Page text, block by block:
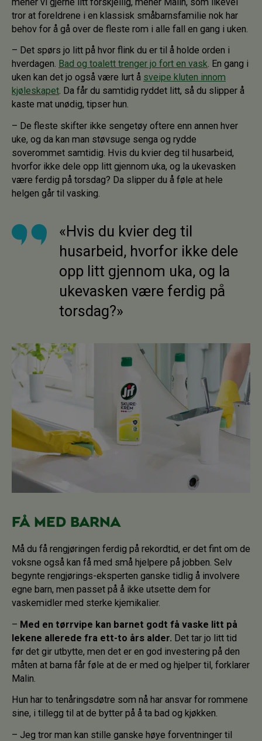
tror at foreldrene i en klassisk småbarnsfamilie nok har
behov for å gå over de fleste rom i alle fall en gang i uken.
– Det spørs jo litt på hvor flink du er til å holde orden i
hverdagen. Bad og toalett trenger jo fort en vask. En gang i
uken kan det jo også være lurt å sveipe kluten innom
kjøleskapet. Da får du samtidig ryddet litt, så du slipper å
kaste mat unødig, tipser hun.
– De fleste skifter ikke sengetøy oftere enn annen hver
uke, og da kan man støvsuge senga og rydde
soverommet samtidig. Hvis du kvier deg til husarbeid,
hvorfor ikke dele opp litt gjennom uka, og la ukevasken
være ferdig på torsdag? Da slipper du å føle at hele
helgen går til vasking.
«Hvis du kvier deg til
husarbeid, hvorfor ikke dele
opp litt gjennom uka, og la
ukevasken være ferdig på
torsdag?»
Få med barna
Må du få rengjøringen ferdig på rekordtid, er det fint om de
voksne også kan få med små hjelpere på jobben. Selv
begynte rengjørings-eksperten ganske tidlig å involvere
egne barn, men passet på å ikke utsette dem for
vaskemidler med sterke kjemikalier.
– Med en tørrvipe kan barnet godt få vaske litt på
lekene allerede fra ett-to års alder. Det tar jo litt tid
før det gir utbytte, men det er en god investering på den
måten at barna får føle at de er med og hjelper til, forklarer
Malin.
Hun har to tenåringsdøtre som nå har ansvar for rommene
sine, i tillegg til at de bytter på å ta bad og kjøkken.
– Jeg tror man kan stille ganske høye forventninger til